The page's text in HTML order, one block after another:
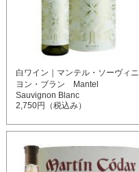
白ワイン｜マンテル・ソーヴィニ
ヨン・ブラン Mantel
Sauvignon Blanc
2,750円（税込み）